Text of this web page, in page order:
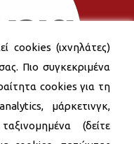
cookies (ιχνηλάτες)
Πιο συγκεκριμένα
cookies για τη
μάρκετινγκ,
(δείτε